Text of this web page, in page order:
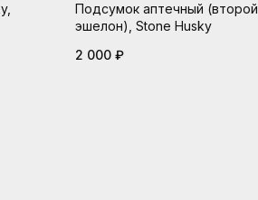
Подсумок аптечный (второй
эшелон), Stone Husky
2 000 ₽